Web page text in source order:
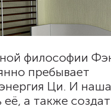
философии
пребывает
Ци. И наша
а также